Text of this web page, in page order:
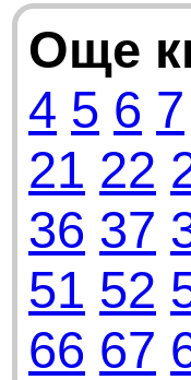
Още
4 5 6 7
21 22
36 37
51 52
66 67